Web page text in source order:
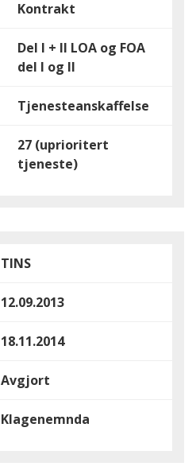
Kontrakt
Del I + II LOA og FOA
del I og II
Tjenesteanskaffelse
27 (uprioritert
tjeneste)
TINS
12.09.2013
18.11.2014
Avgjort
Klagenemnda